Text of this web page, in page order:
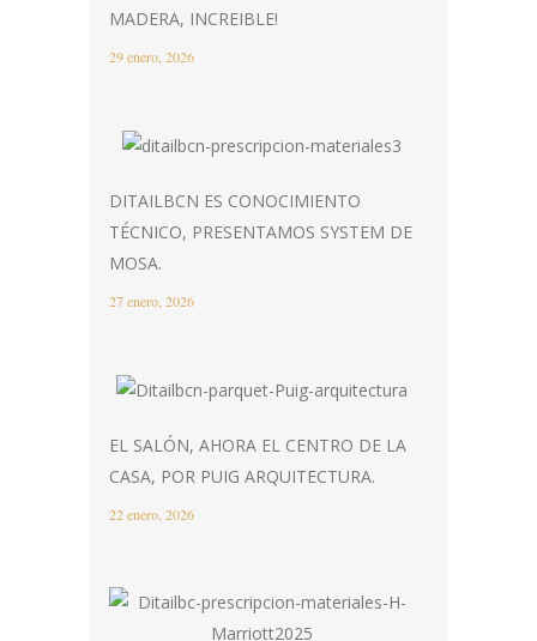
MADERA, INCREIBLE!
29 enero, 2026
DITAILBCN ES CONOCIMIENTO
TÉCNICO, PRESENTAMOS SYSTEM DE
MOSA.
27 enero, 2026
EL SALÓN, AHORA EL CENTRO DE LA
CASA, POR PUIG ARQUITECTURA.
22 enero, 2026